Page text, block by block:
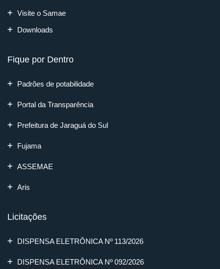
Visite o Samae
Downloads
Fique por Dentro
Padrões de potabilidade
Portal da Transparência
Prefeitura de Jaraguá do Sul
Fujama
ASSEMAE
Aris
Licitações
DISPENSA ELETRÔNICA Nº 113/2026
DISPENSA ELETRÔNICA Nº 092/2026